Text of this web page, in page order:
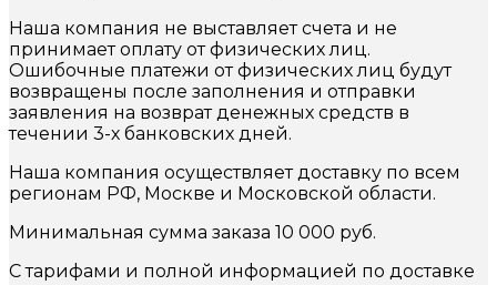
Наша компания не выставляет счета и не
принимает оплату от физических лиц.
Ошибочные платежи от физических лиц будут
возвращены после заполнения и отправки
заявления на возврат денежных средств в
течении 3-х банковских дней.
Наша компания осуществляет доставку по всем
регионам РФ, Москве и Московской области.
Минимальная сумма заказа 10 000 руб.
С тарифами и полной информацией по доставке